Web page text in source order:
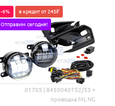
.01705 | 8450040752/53 +
проводка ML NG
-6% в кредит от 245₽
Отправим сегодня!